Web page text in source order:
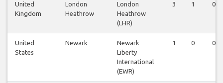
United
Kingdom
London
Heathrow
London
Heathrow
(LHR)
3 1 0
United
States
Newark
Newark
Liberty
International
(EWR)
1 0 0